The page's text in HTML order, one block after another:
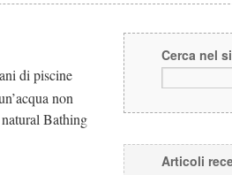
di piscine
non
Bathing
Cerca nel
Articoli